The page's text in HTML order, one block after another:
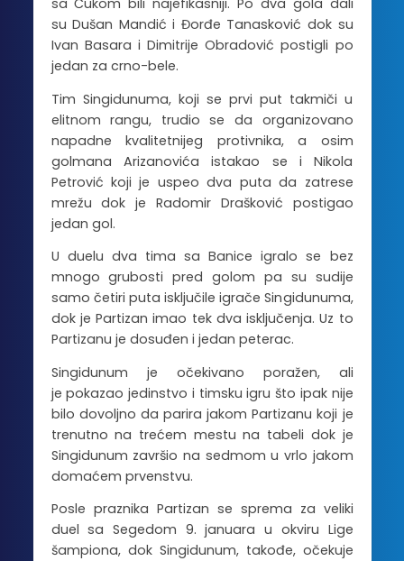
sa Ćukom bili najefikasniji. Po dva gola dali
su Dušan Mandić i Đorđe Tanasković dok su
Ivan Basara i Dimitrije Obradović postigli po
jedan za crno-bele.
Tim Singidunuma, koji se prvi put takmiči u
elitnom rangu, trudio se da organizovano
napadne kvalitetnijeg protivnika, a osim
golmana Arizanovića istakao se i Nikola
Petrović koji je uspeo dva puta da zatrese
mrežu dok je Radomir Drašković postigao
jedan gol.
U duelu dva tima sa Banice igralo se bez
mnogo grubosti pred golom pa su sudije
samo četiri puta isključile igrače Singidunuma,
dok je Partizan imao tek dva isključenja. Uz to
Partizanu je dosuđen i jedan peterac.
Singidunum je očekivano poražen, ali
je pokazao jedinstvo i timsku igru što ipak nije
bilo dovoljno da parira jakom Partizanu koji je
trenutno na trećem mestu na tabeli dok je
Singidunum završio na sedmom u vrlo jakom
domaćem prvenstvu.
Posle praznika Partizan se sprema za veliki
duel sa Segedom 9. januara u okviru Lige
šampiona, dok Singidunum, takođe, očekuje